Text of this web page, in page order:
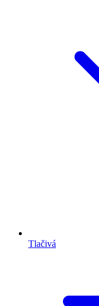
Tlačivá